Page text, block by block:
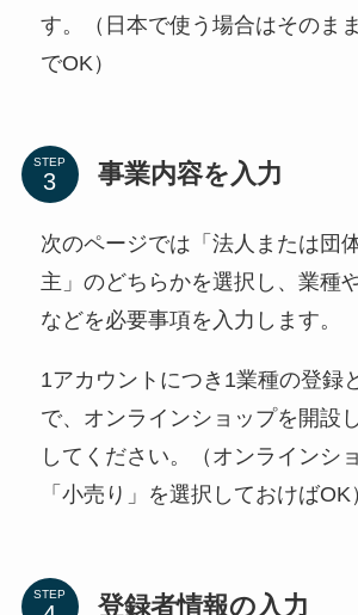
す。（日本で使う場合はそのま
でOK）
STEP 事業内容を入力
次のページでは「法人または団
主」のどちらかを選択し、業種
などを必要事項を入力します。
1アカウントにつき1業種の登録
で、オンラインショップを開設
してください。（オンラインシ
「小売り」を選択しておけばOK
STEP 登録者情報の入力